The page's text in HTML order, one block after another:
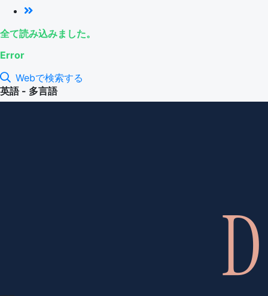
全て読み込みました。
Error
Webで検索する
英語 - 多言語